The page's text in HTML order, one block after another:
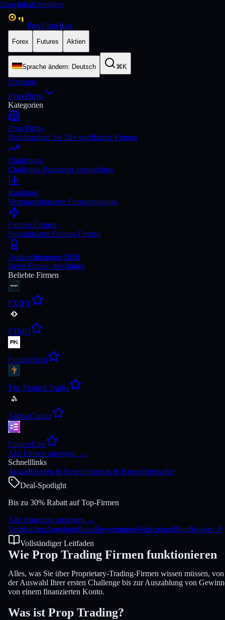
Zum Inhalt springen
PropFirm Key
Forex Futures Aktien
Sprache ändern: Deutsch ⌘K
Startseite
Prop Firms
Kategorien
Prop Firms
Durchsuchen Sie 50+ verifizierte Firmen
Challenges
Challenge-Parameter vergleichen
Rankings
Vertrauensbasierte Firmenrankings
Futures-Firmen
Spezialisierte Futures-Firmen
Auszeichnungen 2026
Beste Firmen des Jahres
Beliebte Firmen
FXIFY
FTMO
FundedNext
The Funded Trader
Alpha Capital
FuturesElite
Alle Firmen anzeigen →
Schnelllinks
Auszahlungen & RegelnSpreads & KostenBestseller
Deal-Spotlight
Bis zu 30% Rabatt auf Top-Firmen
Alle Angebote anzeigen →
VergleichenAngeboteHeissBewertungenWerkzeugeBlogBrokers ↗
Vollständiger Leitfaden
Wie Prop Trading Firmen funktionieren
Alles, was Sie über Proprietary-Trading-Firmen wissen müssen, von
der Auswahl Ihrer ersten Challenge bis zur Auszahlung von
von einem finanzierten Konto.
Was ist Prop Trading?